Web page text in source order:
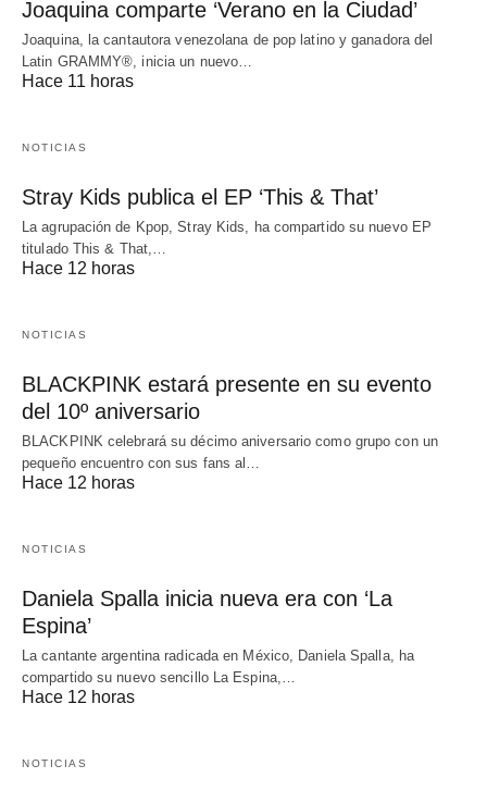
Joaquina comparte ‘Verano en la Ciudad’
Joaquina, la cantautora venezolana de pop latino y ganadora del
Latin GRAMMY®, inicia un nuevo…
Hace 11 horas
NOTICIAS
Stray Kids publica el EP ‘This & That’
La agrupación de Kpop, Stray Kids, ha compartido su nuevo EP
titulado This & That,…
Hace 12 horas
NOTICIAS
BLACKPINK estará presente en su evento
del 10º aniversario
BLACKPINK celebrará su décimo aniversario como grupo con un
pequeño encuentro con sus fans al…
Hace 12 horas
NOTICIAS
Daniela Spalla inicia nueva era con ‘La
Espina’
La cantante argentina radicada en México, Daniela Spalla, ha
compartido su nuevo sencillo La Espina,…
Hace 12 horas
NOTICIAS